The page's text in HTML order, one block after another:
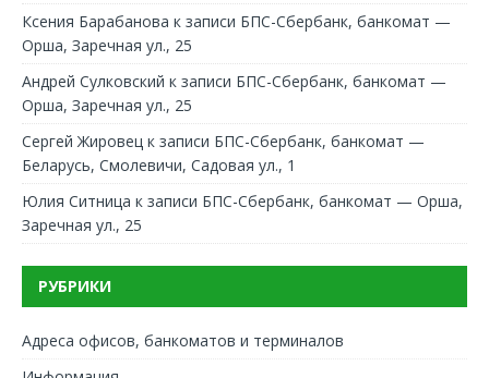
Ксения Барабанова к записи БПС-Сбербанк, банкомат —
Орша, Заречная ул., 25
Андрей Сулковский к записи БПС-Сбербанк, банкомат —
Орша, Заречная ул., 25
Сергей Жировец к записи БПС-Сбербанк, банкомат —
Беларусь, Смолевичи, Садовая ул., 1
Юлия Ситница к записи БПС-Сбербанк, банкомат — Орша,
Заречная ул., 25
РУБРИКИ
Адреса офисов, банкоматов и терминалов